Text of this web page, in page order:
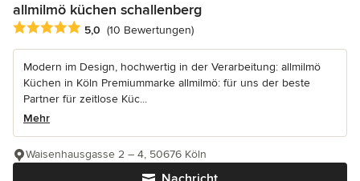
allmilmö küchen schallenberg
Durchschnittliche Bewertung: 5 von 5 Sternen
5,0 (10 Bewertungen)
Modern im Design, hochwertig in der Verarbeitung: allmilmö
Küchen in Köln Premiummarke allmilmö: für uns der beste
Partner für zeitlose Küc...
Mehr
Waisenhausgasse 2 – 4, 50676 Köln